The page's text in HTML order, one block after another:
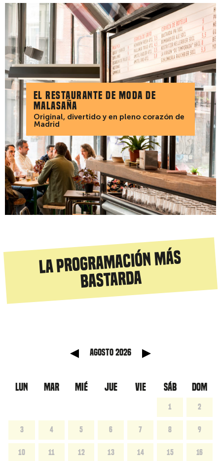
El restaurante de moda de
Malasaña
Original, divertido y en pleno corazón de
Madrid
La programación más
bastarda
agosto 2026
LUN MAR MIÉ JUE VIE SÁB DOM
1 2
3 4 5 6 7 8 9
10 11 12 13 14 15 16